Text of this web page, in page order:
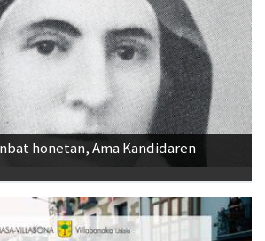
honetan, Ama Kandidaren